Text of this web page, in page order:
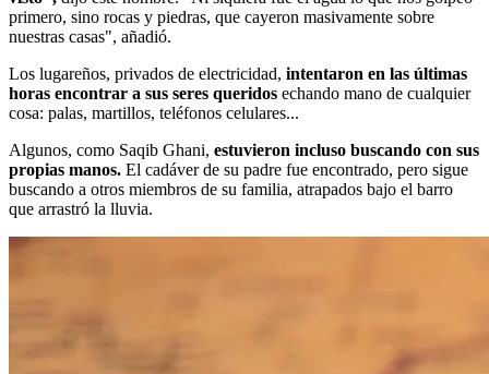
primero, sino rocas y piedras, que cayeron masivamente sobre
nuestras casas", añadió.
Los lugareños, privados de electricidad, intentaron en las últimas
horas encontrar a sus seres queridos echando mano de cualquier
cosa: palas, martillos, teléfonos celulares...
Algunos, como Saqib Ghani, estuvieron incluso buscando con sus
propias manos. El cadáver de su padre fue encontrado, pero sigue
buscando a otros miembros de su familia, atrapados bajo el barro
que arrastró la lluvia.